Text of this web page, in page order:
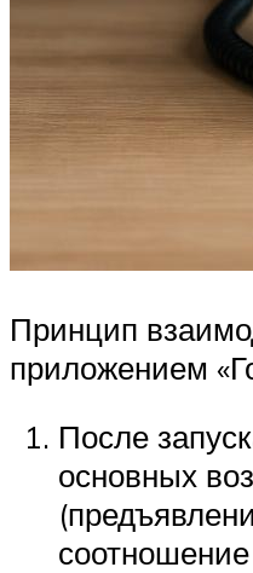
Принцип
приложением
После
основных